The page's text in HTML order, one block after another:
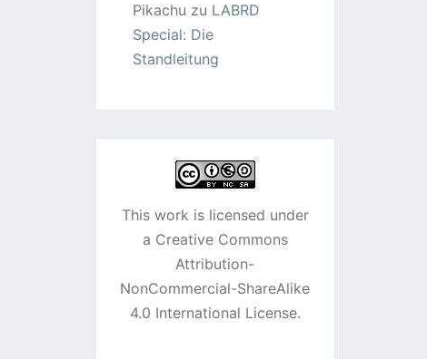
Pikachu zu LABRD
Special: Die
Standleitung
This work is licensed under
a Creative Commons
Attribution-
NonCommercial-ShareAlike
4.0 International License.